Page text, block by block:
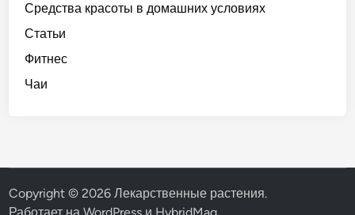
Средства красоты в домашних условиях
Статьи
Фитнес
Чаи
Copyright © 2026Лекарственные растения.